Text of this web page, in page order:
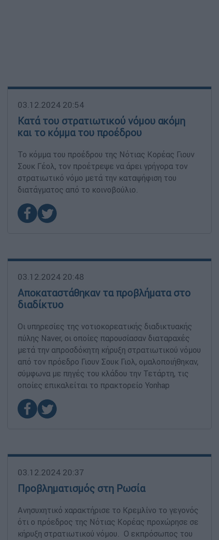
03.12.2024 20:54
Κατά του στρατιωτικού νόμου ακόμη
και το κόμμα του προέδρου
Το κόμμα του προέδρου της Νότιας Κορέας Γιουν
Σουκ Γέολ, τον προέτρεψε να άρει γρήγορα τον
στρατιωτικό νόμο μετά την καταψήφιση του
διατάγματος από το κοινοβούλιο.
03.12.2024 20:48
Αποκαταστάθηκαν τα προβλήματα στο
διαδίκτυο
Οι υπηρεσίες της νοτιοκορεατικής διαδικτυακής
πύλης Naver, οι οποίες παρουσίασαν διαταραχές
μετά την απροσδόκητη κήρυξη στρατιωτικού νόμου
από τον πρόεδρο Γιουν Σουκ Γιολ, ομαλοποιήθηκαν,
σύμφωνα με πηγές του κλάδου την Τετάρτη, τις
οποίες επικαλείται το πρακτορείο Yonhap
03.12.2024 20:37
Προβληματισμός στη Ρωσία
Ανησυχητικό χαρακτήρισε το Κρεμλίνο το γεγονός
ότι ο πρόεδρος της Νότιας Κορέας προχώρησε σε
κήρυξη στρατιωτικού νόμου. Ο εκπρόσωπος του